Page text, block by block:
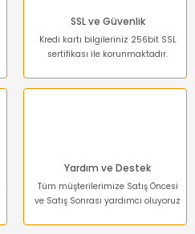
SSL ve Güvenlik
Kredi kartı bilgileriniz 256bit SSL
sertifikası ile korunmaktadır.
Yardım ve Destek
Tüm müşterilerimize Satış Öncesi
ve Satış Sonrası yardımcı oluyoruz